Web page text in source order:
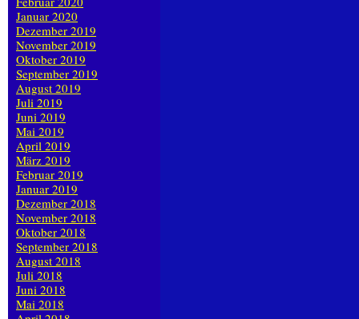
Januar 2020
Dezember 2019
November 2019
Oktober 2019
September 2019
August 2019
Juli 2019
Juni 2019
Mai 2019
April 2019
März 2019
Februar 2019
Januar 2019
Dezember 2018
November 2018
Oktober 2018
September 2018
August 2018
Juli 2018
Juni 2018
Mai 2018